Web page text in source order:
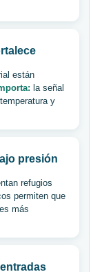
están
la señal
y
presión
refugios
permiten que
más